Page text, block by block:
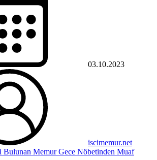
03.10.2023
iscimemur.net